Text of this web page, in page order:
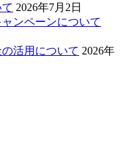
2026年7月2日
ンペーンについて
活用について 2026年